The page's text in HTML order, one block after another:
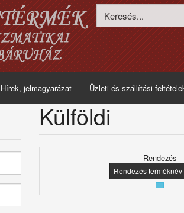
Hírek, jelmagyarázat Üzleti és szállítási
Külföldi
Rendezés
Rendezés